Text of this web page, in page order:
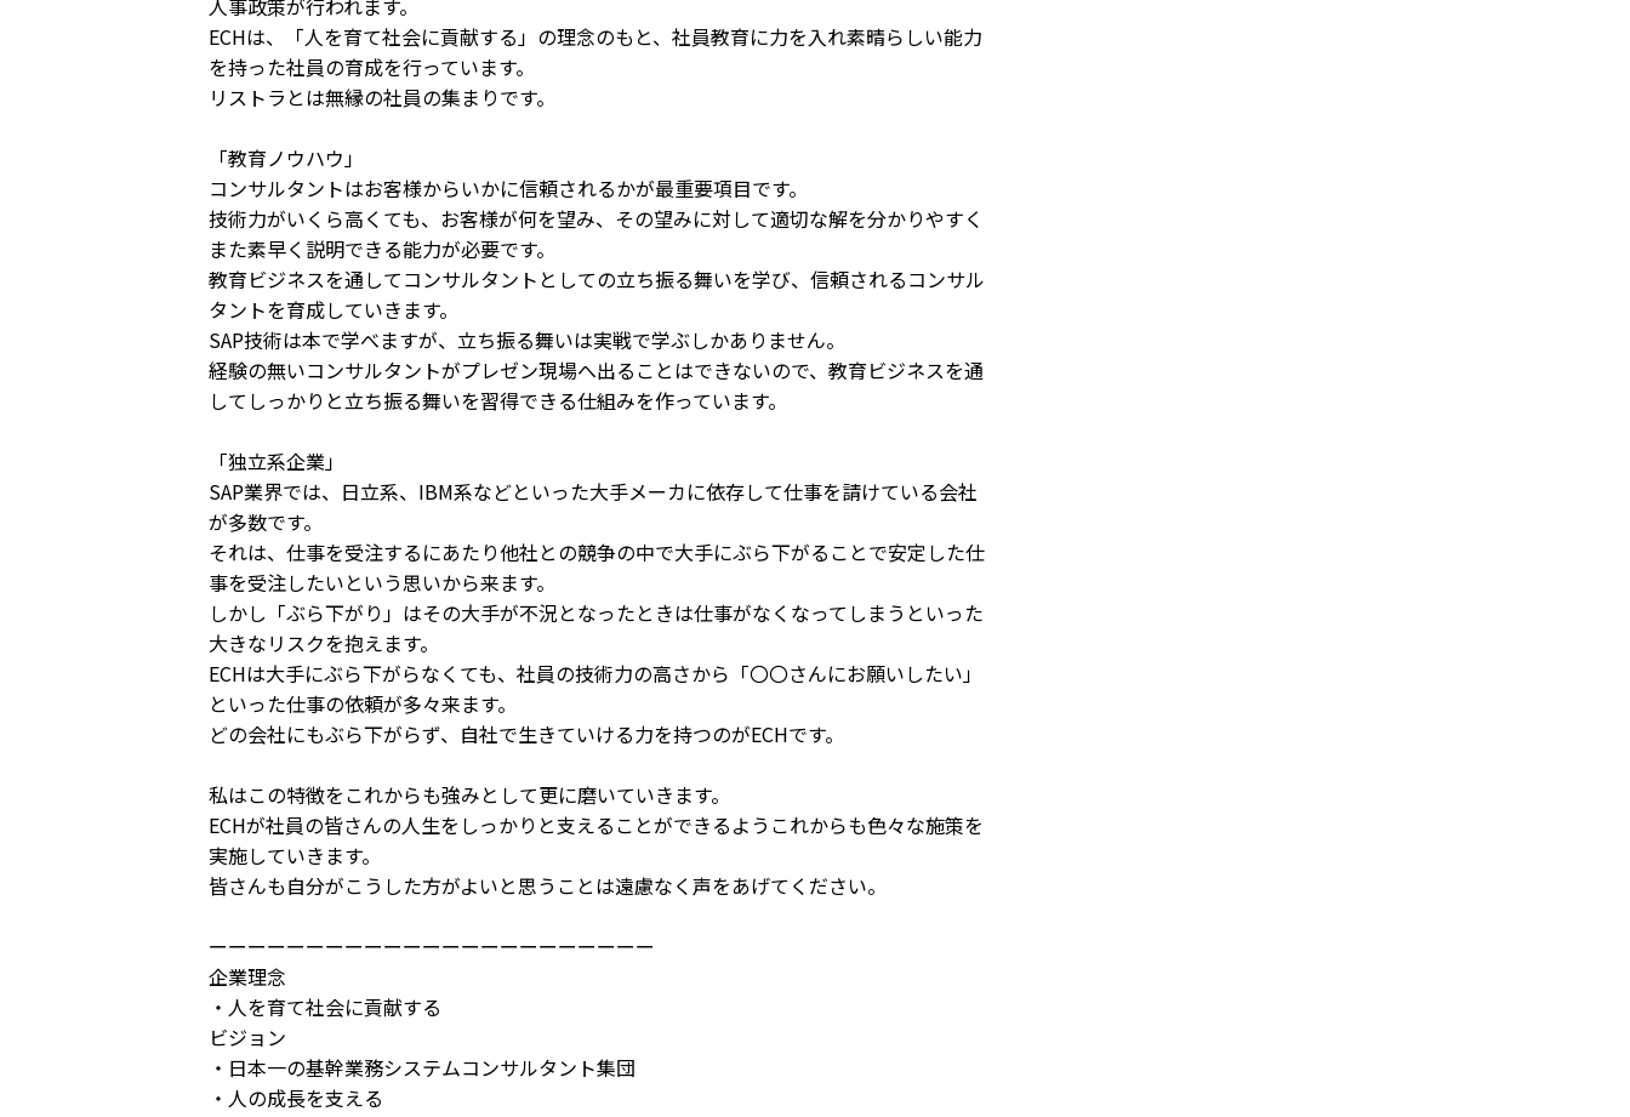
人事政策が行われます。
ECHは、「人を育て社会に貢献する」の理念のもと、社員教育に力を入れ素晴らしい能力
を持った社員の育成を行っています。
リストラとは無縁の社員の集まりです。
「教育ノウハウ」
コンサルタントはお客様からいかに信頼されるかが最重要項目です。
技術力がいくら高くても、お客様が何を望み、その望みに対して適切な解を分かりやすく
また素早く説明できる能力が必要です。
教育ビジネスを通してコンサルタントとしての立ち振る舞いを学び、信頼されるコンサル
タントを育成していきます。
SAP技術は本で学べますが、立ち振る舞いは実戦で学ぶしかありません。
経験の無いコンサルタントがプレゼン現場へ出ることはできないので、教育ビジネスを通
してしっかりと立ち振る舞いを習得できる仕組みを作っています。
「独立系企業」
SAP業界では、日立系、IBM系などといった大手メーカに依存して仕事を請けている会社
が多数です。
それは、仕事を受注するにあたり他社との競争の中で大手にぶら下がることで安定した仕
事を受注したいという思いから来ます。
しかし「ぶら下がり」はその大手が不況となったときは仕事がなくなってしまうといった
大きなリスクを抱えます。
ECHは大手にぶら下がらなくても、社員の技術力の高さから「〇〇さんにお願いしたい」
といった仕事の依頼が多々来ます。
どの会社にもぶら下がらず、自社で生きていける力を持つのがECHです。
私はこの特徴をこれからも強みとして更に磨いていきます。
ECHが社員の皆さんの人生をしっかりと支えることができるようこれからも色々な施策を
実施していきます。
皆さんも自分がこうした方がよいと思うことは遠慮なく声をあげてください。
ーーーーーーーーーーーーーーーーーーーーーーー
企業理念
・人を育て社会に貢献する
ビジョン
・日本一の基幹業務システムコンサルタント集団
・人の成長を支える